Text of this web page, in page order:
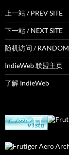
上一站 / PREV SITE
下一站 / NEXT SITE
随机访问 / RANDOM
IndieWeb 联盟主页
了解 IndieWeb